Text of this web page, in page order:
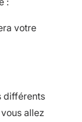
votre
différents
allez